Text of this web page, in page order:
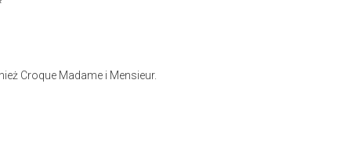
Croque Madame i Mensieur.